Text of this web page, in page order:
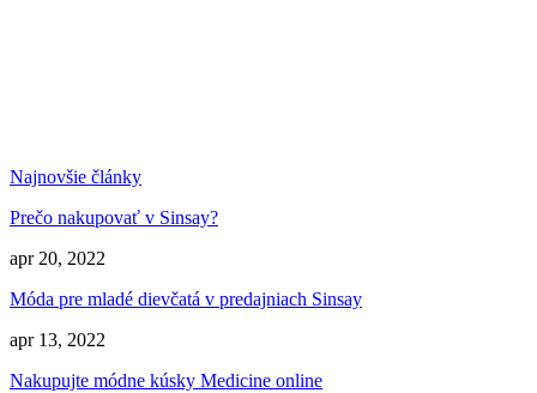
Najnovšie články
Prečo nakupovať v Sinsay?
apr 20, 2022
Móda pre mladé dievčatá v predajniach Sinsay
apr 13, 2022
Nakupujte módne kúsky Medicine online